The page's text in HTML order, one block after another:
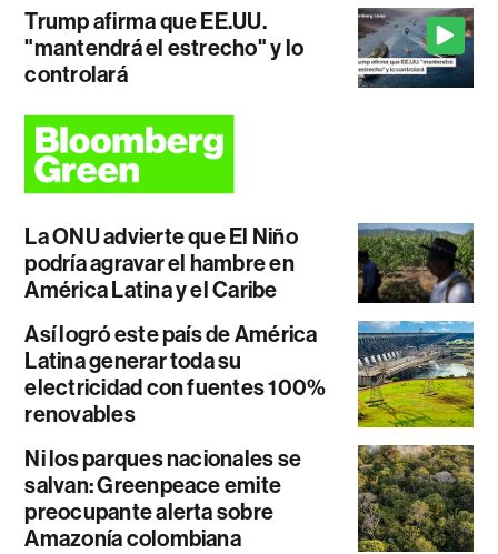
Trump afirma que EE.UU.
"mantendrá el estrecho" y lo
controlará
La ONU advierte que El Niño
podría agravar el hambre en
América Latina y el Caribe
Así logró este país de América
Latina generar toda su
electricidad con fuentes 100%
renovables
Ni los parques nacionales se
salvan: Greenpeace emite
preocupante alerta sobre
Amazonía colombiana